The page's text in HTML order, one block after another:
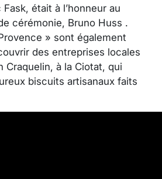
était à l’honneur au
cérémonie, Bruno Huss .
» sont également
des entreprises locales
Craquelin, à la Ciotat, qui
biscuits artisanaux faits